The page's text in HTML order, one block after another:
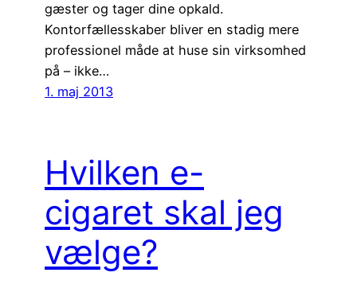
gæster og tager dine opkald.
Kontorfællesskaber bliver en stadig mere
professionel måde at huse sin virksomhed
på – ikke…
1. maj 2013
Hvilken e-
cigaret skal jeg
vælge?